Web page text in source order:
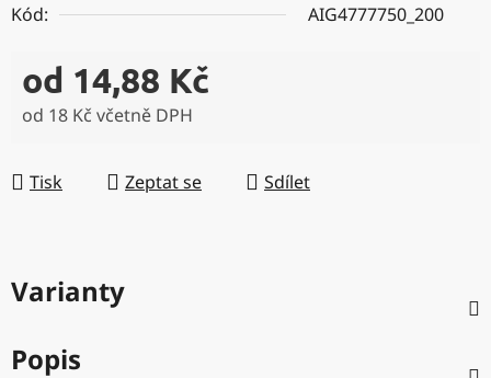
Kód: AIG4777750_200
od 14,88 Kč
od 18 Kč včetně DPH
Tisk
Zeptat se Sdílet
Varianty
Popis